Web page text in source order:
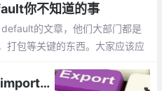
你不知道的事
的文章，他们大部门都是
打包等关键的东西。大家应该应
xxx只会把文件中的func导入
ES6模块功能：export和import的加载方式